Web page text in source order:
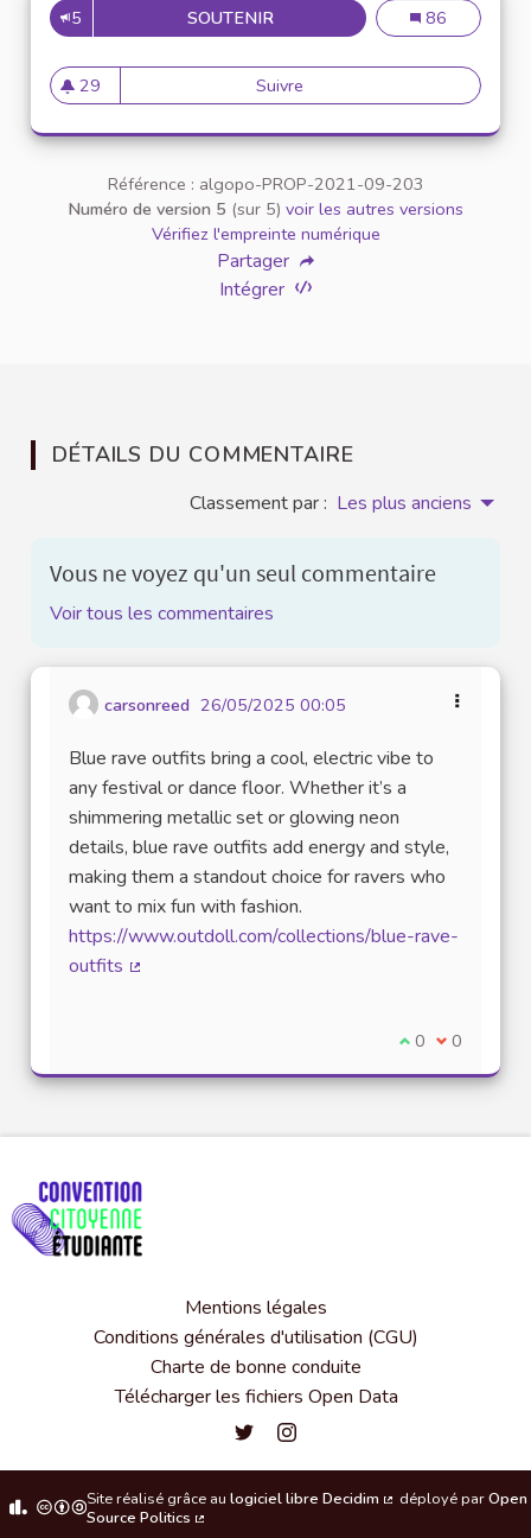
5 SOUTENIRRÉDACTION D’UNE CHARTE
Rédaction
86
29
29 abonnés
Suivre Rédaction d’une charte
Référence : algopo-PROP-2021-09-203
Numéro de version 5 (sur 5) voir les autres versions
Vérifiez l'empreinte numérique
Partager
Intégrer
DÉTAILS DU COMMENTAIRE
Classement par : Les plus anciens
Vous ne voyez qu'un seul commentaire
Voir tous les commentaires
carsonreed 26/05/2025 00:05
Blue rave outfits bring a cool, electric vibe to
any festival or dance floor. Whether it’s a
shimmering metallic set or glowing neon
details, blue rave outfits add energy and style,
making them a standout choice for ravers who
want to mix fun with fashion.
https://www.outdoll.com/collections/blue-rave-
outfits
Je suis d'accord
0 Je ne suis
0
Mentions légales
Conditions générales d'utilisation (CGU)
Charte de bonne conduite
Télécharger les fichiers Open Data
Convention citoyenne étudiante
Convention citoyenne
Site réalisé grâce au logiciel libre Decidim
(Lien externe)
déployé parOpen
Source Politics